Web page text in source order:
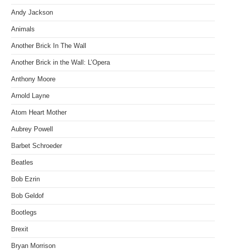
Andy Jackson
Animals
Another Brick In The Wall
Another Brick in the Wall: L’Opera
Anthony Moore
Arnold Layne
Atom Heart Mother
Aubrey Powell
Barbet Schroeder
Beatles
Bob Ezrin
Bob Geldof
Bootlegs
Brexit
Bryan Morrison